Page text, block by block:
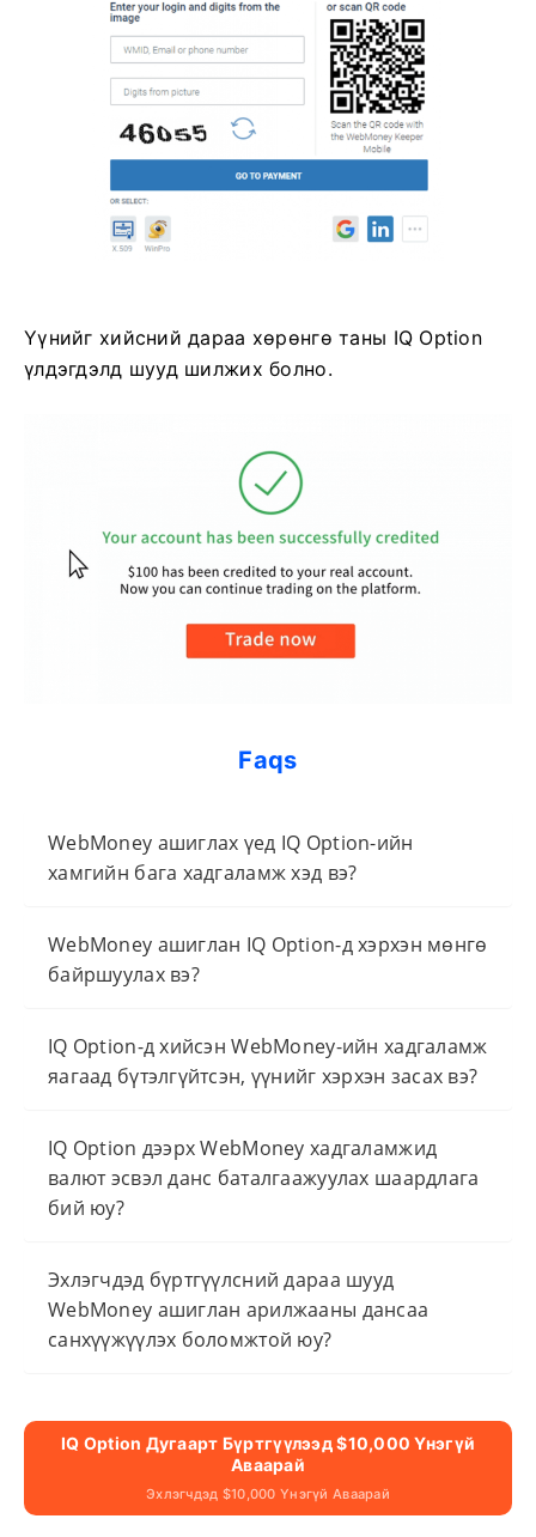
Үүнийг хийсний дараа хөрөнгө таны IQ Option
үлдэгдэлд шууд шилжих болно.
Faqs
WebMoney ашиглах үед IQ Option-ийн
хамгийн бага хадгаламж хэд вэ?
WebMoney ашиглан IQ Option-д хэрхэн мөнгө
байршуулах вэ?
IQ Option-д хийсэн WebMoney-ийн хадгаламж
яагаад бүтэлгүйтсэн, үүнийг хэрхэн засах вэ?
IQ Option дээрх WebMoney хадгаламжид
валют эсвэл данс баталгаажуулах шаардлага
бий юу?
Эхлэгчдэд бүртгүүлсний дараа шууд
WebMoney ашиглан арилжааны дансаа
санхүүжүүлэх боломжтой юу?
IQ Option Дугаарт Бүртгүүлээд $10,000 Үнэгүй
Аваарай
Эхлэгчдэд $10,000 Үнэгүй Аваарай